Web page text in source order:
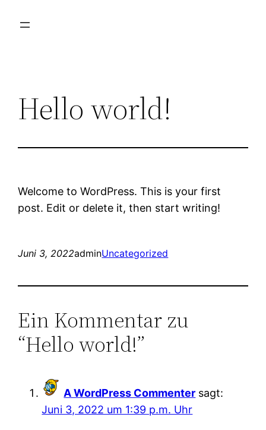
Inhalt
Hello world!
Welcome to WordPress. This is your first
post. Edit or delete it, then start writing!
Juni 3, 2022adminUncategorized
Ein Kommentar zu
“Hello world!”
A WordPress Commenter sagt:
Juni 3, 2022 um 1:39 p.m. Uhr